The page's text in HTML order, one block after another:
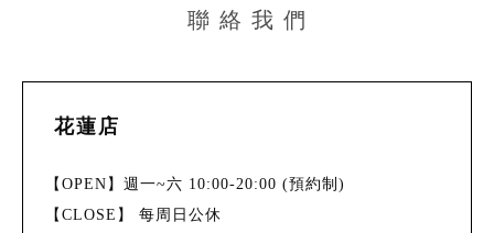
聯 絡 我 們
花蓮店
【OPEN】週一~六 10:00-20:00 (預約制)
【CLOSE】 每周日公休